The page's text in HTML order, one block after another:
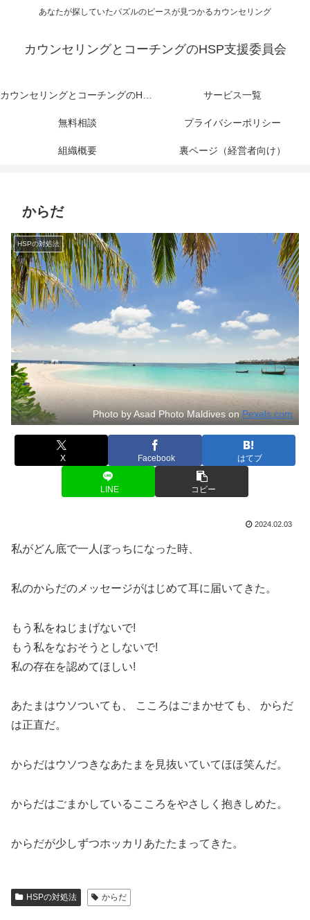
あなたが探していたパズルのピースが見つかるカウンセリング
カウンセリングとコーチングのHSP支援委員会
カウンセリングとコーチングのHSP支援委員会 サービス一覧
無料相談 プライバシーポリシー
組織概要 裏ページ（経営者向け）
からだ
HSPの対処法
Photo by Asad Photo Maldives on Pexels.com
X Facebook はてブ
LINE コピー
2024.02.03
私がどん底で一人ぼっちになった時、
私のからだのメッセージがはじめて耳に届いてきた。
もう私をねじまげないで!
もう私をなおそうとしないで!
私の存在を認めてほしい!
あたまはウソついても、 こころはごまかせても、 からだ
は正直だ。
からだはウソつきなあたまを見抜いていてほほ笑んだ。
からだはごまかしているこころをやさしく抱きしめた。
からだが少しずつホッカリあたたまってきた。
HSPの対処法 からだ